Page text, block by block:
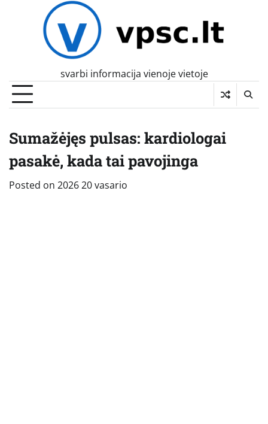
svarbi informacija vienoje vietoje
Sumažėjęs pulsas: kardiologai
pasakė, kada tai pavojinga
Posted on 2026 20 vasario